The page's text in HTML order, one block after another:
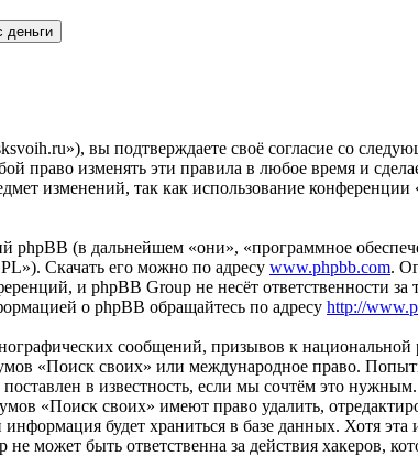
вы подтверждаете своё согласие со
право изменять эти правила в любое время и
изменений, так как использование
(в дальнейшем «они», «программное
Скачать его можно по адресу www.phpbb.com.
и phpBB Group не несёт ответственности
о phpBB обращайтесь по адресу http://
сообщений, призывов к
«Поиск своих» или международное право.
в известность, если мы сочтём это
«Поиск своих» имеют право удалить,
будет храниться в базе данных. Хотя
может быть ответственна за действия хакеров,